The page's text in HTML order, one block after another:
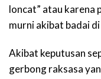
loncat” atau karena
murni akibat badai
Akibat keputusan
gerbong raksasa